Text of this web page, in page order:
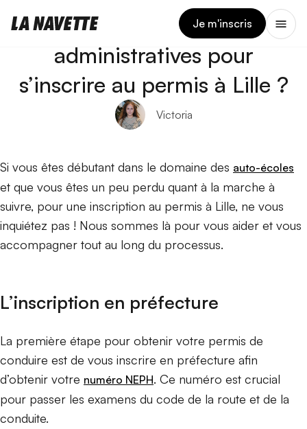
Je m'inscris
Quelles sont les démarches
administratives pour
s’inscrire au permis à Lille ?
Victoria
Si vous êtes débutant dans le domaine des auto-écoles
et que vous êtes un peu perdu quant à la marche à
suivre, pour une inscription au permis à Lille, ne vous
inquiétez pas ! Nous sommes là pour vous aider et vous
accompagner tout au long du processus.
L’inscription en préfecture
La première étape pour obtenir votre permis de
conduire est de vous inscrire en préfecture afin
d’obtenir votre numéro NEPH. Ce numéro est crucial
pour passer les examens du code de la route et de la
conduite.